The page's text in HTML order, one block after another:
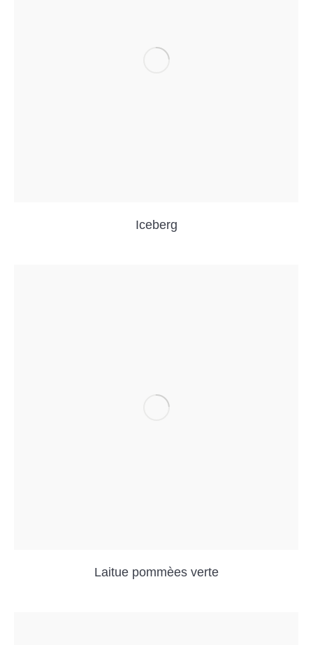
Iceberg
Laitue pommèes verte